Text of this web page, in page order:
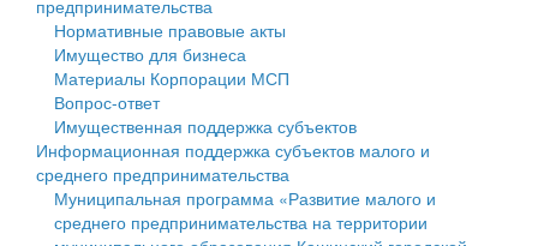
Государственные услуги
Промышленность и АПК
Экономика и бизнес
...
Символика
Устав
Гостям округа
Туризм
Культура
муниципального округа Тверской области
Администрация Кашинского муниципального округа
Тверской области
Управление сельскими территориями
Открытые данные
Финансовое управление
Бюджет для граждан
Имущество
Выявление правообладателей ранее учтенных
объектов недвижимости
предпринимательства
Нормативные правовые акты
Имущество для бизнеса
Материалы Корпорации МСП
Вопрос-ответ
Имущественная поддержка субъектов
Информационная поддержка субъектов малого и
среднего предпринимательства
Муниципальная программа «Развитие малого и
среднего предпринимательства на территории